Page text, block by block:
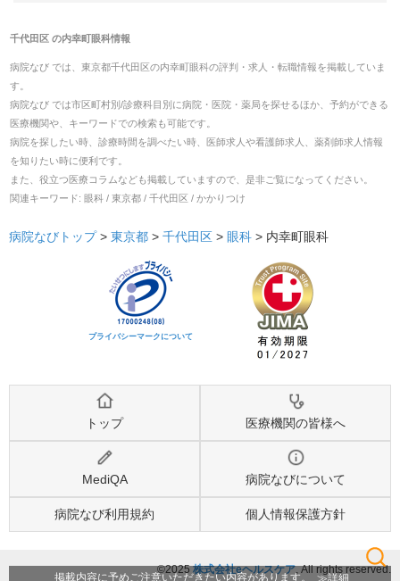
検索
千代田区 の内幸町眼科情報
病院なび では、 東京都千代田区の内幸町眼科の評判・求人・転職情報を掲載していま
す。
病院なび では市区町村別/診療科目別に病院・医院・薬局を探せるほか、予約ができる
医療機関や、キーワードでの検索も可能です。
病院を探したい時、診療時間を調べたい時、医師求人や看護師求人、薬剤師求人情報
を知りたい時に便利です。
また、役立つ医療コラムなども掲載していますので、是非ご覧になってください。
関連キーワード: 眼科 / 東京都 / 千代田区 / かかりつけ
掲載内容に予めご注意いただきたい内容があります。 詳細
病院なびトップ > 東京都 > 千代田区 > 眼科 > 内幸町眼科
プライバシーマークについて
トップ 医療機関の皆様へ
MediQA 病院なびについて
病院なび利用規約 個人情報保護方針
©2025 株式会社eヘルスケア, All rights reserved.